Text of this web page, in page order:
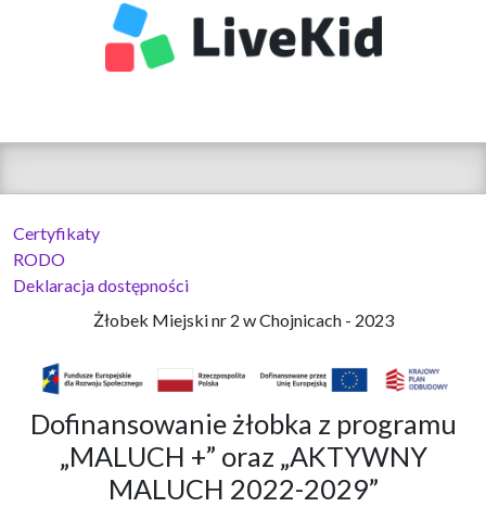
Certyfikaty
RODO
Deklaracja dostępności
Żłobek Miejski nr 2 w Chojnicach - 2023
Dofinansowanie żłobka z programu
„MALUCH +” oraz „AKTYWNY
MALUCH 2022-2029”